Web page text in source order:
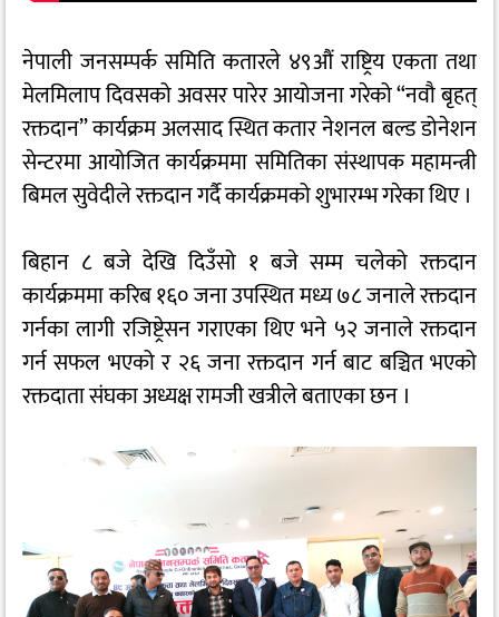
नेपाली जनसम्पर्क समिति कतारले ४९औं राष्ट्रिय एकता तथा
मेलमिलाप दिवसको अवसर पारेर आयोजना गरेको “नवौ बृहत्
रक्तदान” कार्यक्रम अलसाद स्थित कतार नेशनल बल्ड डोनेशन
सेन्टरमा आयोजित कार्यक्रममा समितिका संस्थापक महामन्त्री
बिमल सुवेदीले रक्तदान गर्दै कार्यक्रमको शुभारम्भ गरेका थिए ।
बिहान ८ बजे देखि दिउँसो १ बजे सम्म चलेको रक्तदान
कार्यक्रममा करिब १६० जना उपस्थित मध्य ७८ जनाले रक्तदान
गर्नका लागी रजिष्ट्रेसन गराएका थिए भने ५२ जनाले रक्तदान
गर्न सफल भएको र २६ जना रक्तदान गर्न बाट बञ्चित भएको
रक्तदाता संघका अध्यक्ष रामजी खत्रीले बताएका छन ।